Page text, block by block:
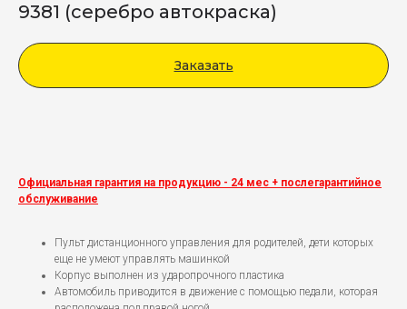
9381 (серебро автокраска)
Заказать
Официальная гарантия на продукцию - 24 мес + послегарантийное
обслуживание
Пульт дистанционного управления для родителей, дети которых
еще не умеют управлять машинкой
Корпус выполнен из ударопрочного пластика
Автомобиль приводится в движение с помощью педали, которая